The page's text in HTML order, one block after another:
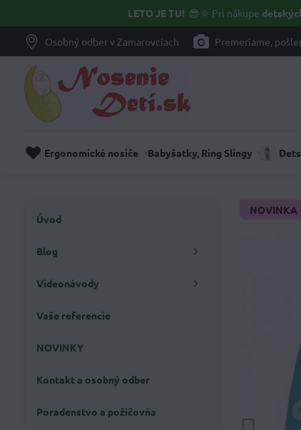
LETO JE TU! 😎🌞 Pri nákupe
Osobný odber v Zamarovciach Premeriame,
Ergonomické nosiče Babyšatky, Ring Slingy
NOVINKA
Úvod
Blog
Videonávody
Vaše referencie
NOVINKY
Kontakt a osobný odber
Poradenstvo a požičovňa